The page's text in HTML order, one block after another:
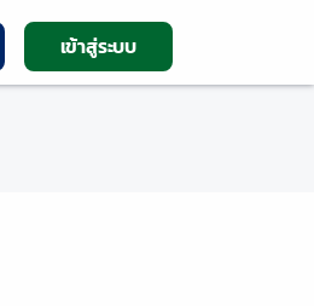
เข้าสู่ระบบ